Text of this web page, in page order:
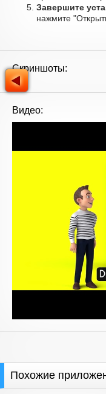
Завершите
нажмите
Скриншоты:
Видео:
Похожие